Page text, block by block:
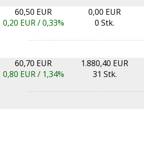
60,50 EUR
0,20 EUR /0,33%
0,00 EUR
0 Stk.
60,70 EUR
0,80 EUR / 1,34%
1.880,40 EUR
31 Stk.